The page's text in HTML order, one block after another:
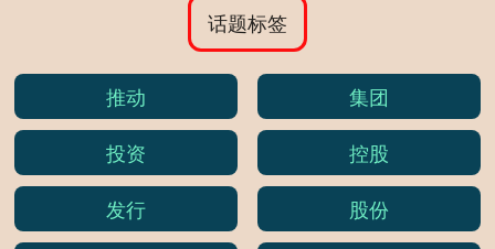
话题标签
推动
集团
投资
控股
发行
股份